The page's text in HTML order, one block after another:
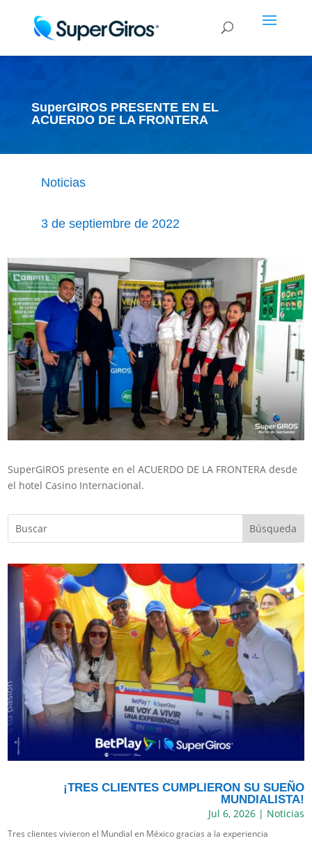
SuperGIROS PRESENTE EN EL
ACUERDO DE LA FRONTERA
Noticias
3 de septiembre de 2022
SuperGIROS presente en el ACUERDO DE LA FRONTERA desde
el hotel Casino Internacional.
¡TRES CLIENTES CUMPLIERON SU SUEÑO
MUNDIALISTA!
Jul 6, 2026| Noticias
Tres clientes vivieron el Mundial en México gracias a la experiencia